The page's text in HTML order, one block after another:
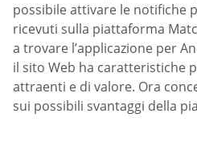
possibile attivare le notifiche
ricevuti sulla piattaforma
a trovare l’applicazione per
il sito Web ha caratteristiche
attraenti e di valore. Ora
sui possibili svantaggi della